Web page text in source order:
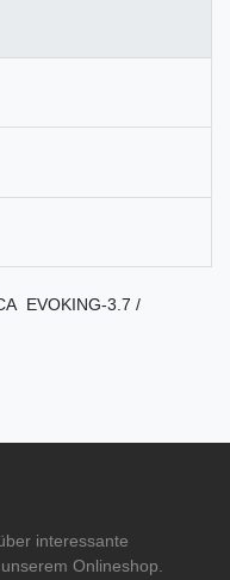
EVOKING-3.7 /
interessante
Onlineshop.